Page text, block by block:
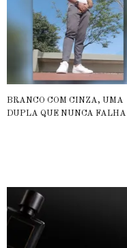
BRANCO COM CINZA, UMA
DUPLA QUE NUNCA FALHA